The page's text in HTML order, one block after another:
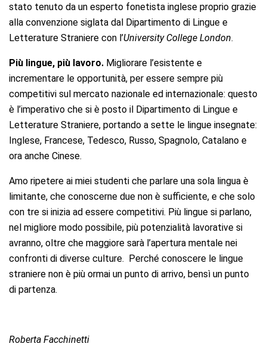
stato tenuto da un esperto fonetista inglese proprio grazie
alla convenzione siglata dal Dipartimento di Lingue e
Letterature Straniere con l’University College London.
Più lingue, più lavoro. Migliorare l’esistente e
incrementare le opportunità, per essere sempre più
competitivi sul mercato nazionale ed internazionale: questo
è l’imperativo che si è posto il Dipartimento di Lingue e
Letterature Straniere, portando a sette le lingue insegnate:
Inglese, Francese, Tedesco, Russo, Spagnolo, Catalano e
ora anche Cinese.
Amo ripetere ai miei studenti che parlare una sola lingua è
limitante, che conoscerne due non è sufficiente, e che solo
con tre si inizia ad essere competitivi. Più lingue si parlano,
nel migliore modo possibile, più potenzialità lavorative si
avranno, oltre che maggiore sarà l’apertura mentale nei
confronti di diverse culture. Perché conoscere le lingue
straniere non è più ormai un punto di arrivo, bensì un punto
di partenza.
Roberta Facchinetti